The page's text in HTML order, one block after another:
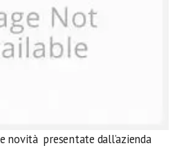
novità presentate dall’azienda